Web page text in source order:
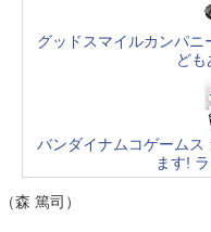
グッドスマイルカンパ
ども
バンダイナムコゲームス
ます!
（森 篤司）